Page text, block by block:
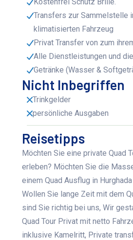
Transfers zur Sammelstelle
klimatisierten Fahrzeug
Privat Transfer von zum
Alle Dienstleistungen und
Getränke (Wasser &
Nicht Inbegriffen
Trinkgelder
persönliche Ausgaben
Reisetipps
Möchten Sie eine private Quad
erleben? Möchten Sie die
einem Quad Ausflug in
Wollen Sie lange Zeit mit dem
sind Sie richtig bei uns, Wir
Quad Tour Privat mit netto
inklusive Kamelritt, Private